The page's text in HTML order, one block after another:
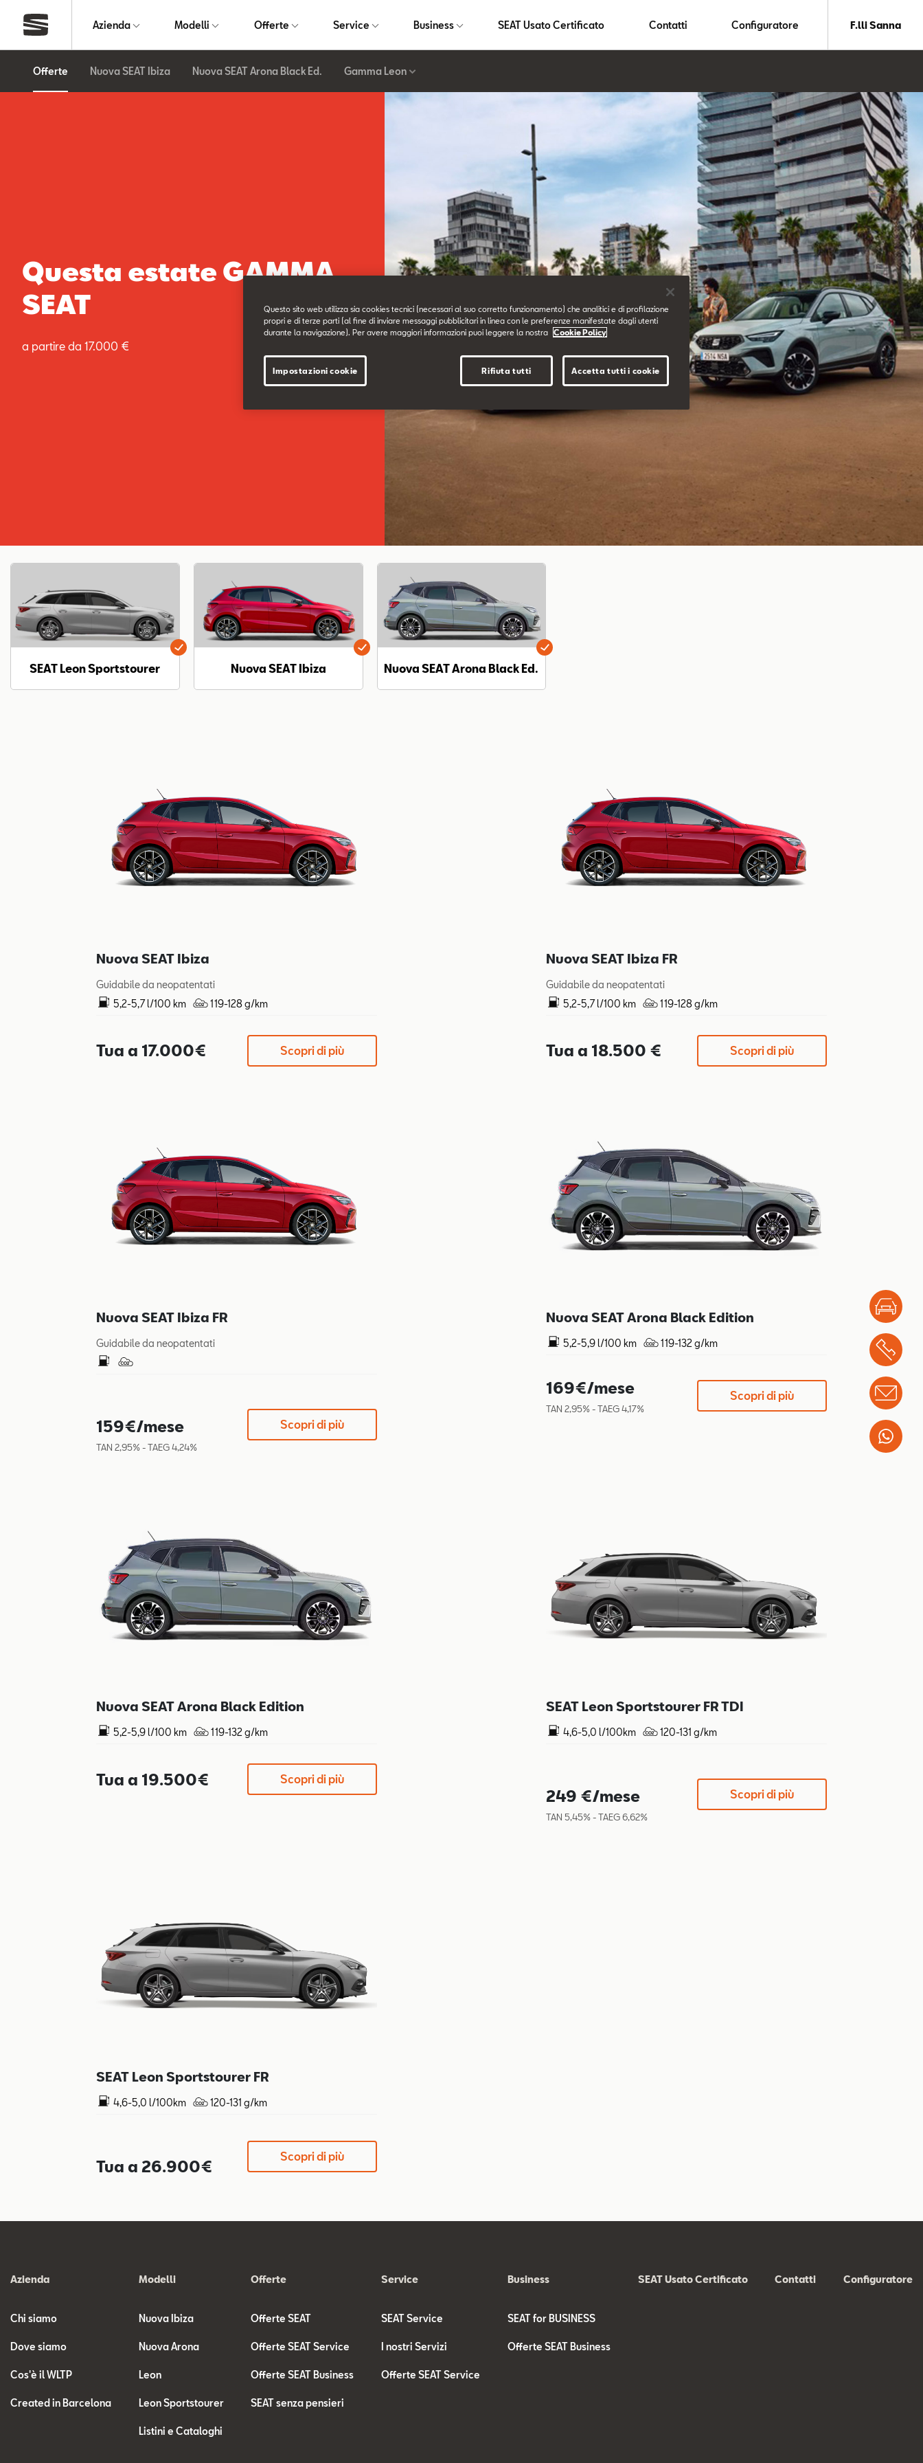
Azienda Modelli Offerte Service Business SEAT Usato Certificato Contatti Configuratore F.lli Sanna
Offerte Nuova SEAT Ibiza Nuova SEAT Arona Black Ed. Gamma Leon
Questa estate GAMMA
SEAT
a partire da 17.000 €
SEAT Leon Sportstourer Nuova SEAT Ibiza Nuova SEAT Arona Black Ed.
Nuova SEAT Ibiza
Guidabile da neopatentati
5,2-5,7 l/100 km
119-128 g/km
Tua a 17.000€ Scopri di più
Nuova SEAT Ibiza FR
Guidabile da neopatentati
5,2-5,7 l/100 km
119-128 g/km
Tua a 18.500 € Scopri di più
Nuova SEAT Ibiza FR
Guidabile da neopatentati
159€/mese
TAN 2,95% - TAEG 4,24%
Scopri di più
Nuova SEAT Arona Black Edition
5,2-5,9 l/100 km 119-132 g/km
169€/mese
TAN 2,95% - TAEG 4,17%
Scopri di più
Nuova SEAT Arona Black Edition
5,2-5,9 l/100 km 119-132 g/km
Tua a 19.500€ Scopri di più
SEAT Leon Sportstourer FR TDI
4,6-5,0 l/100km 120-131 g/km
249 €/mese
TAN 5,45% - TAEG 6,62%
Scopri di più
SEAT Leon Sportstourer FR
4,6-5,0 l/100km 120-131 g/km
Tua a 26.900€
Scopri di più
Azienda
Chi siamo
Dove siamo
Cos'è il WLTP
Created in Barcelona
Modelli
Nuova Ibiza
Nuova Arona
Leon
Leon Sportstourer
Listini e Cataloghi
Offerte
Offerte SEAT
Offerte SEAT Service
Offerte SEAT Business
SEAT senza pensieri
Service
SEAT Service
I nostri Servizi
Offerte SEAT Service
Business
SEAT for BUSINESS
Offerte SEAT Business
SEAT Usato Certificato Contatti Configuratore
Questo sito web utilizza sia cookies tecnici (necessari al suo corretto funzionamento) che analitici e di profilazione
propri e di terze parti (al fine di inviare messaggi pubblicitari in linea con le preferenze manifestate dagli utenti
durante la navigazione). Per avere maggiori informazioni puoi leggere la nostra
Cookie Policy
Rifiuta tutti Accetta tutti i cookie
Impostazioni cookie